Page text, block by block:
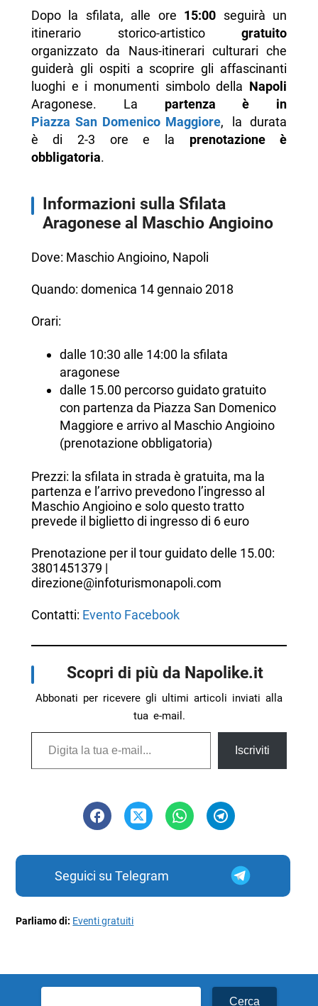
Dopo la sfilata, alle ore 15:00 seguirà un
itinerario storico-artisticogratuito
organizzato da Naus-itinerari culturari che
guiderà gli ospiti a scoprire gli affascinanti
luoghi e i monumenti simbolo della Napoli
Aragonese. La partenza è in
Piazza San Domenico Maggiore, la durata
è di 2-3 ore e la prenotazione è
obbligatoria.
Informazioni sulla Sfilata
Aragonese al Maschio Angioino
Dove: Maschio Angioino, Napoli
Quando: domenica 14 gennaio 2018
Orari:
dalle 10:30 alle 14:00 la sfilata
aragonese
dalle 15.00 percorso guidato gratuito
con partenza da Piazza San Domenico
Maggiore e arrivo al Maschio Angioino
(prenotazione obbligatoria)
Prezzi: la sfilata in strada è gratuita, ma la
partenza e l’arrivo prevedono l’ingresso al
Maschio Angioino e solo questo tratto
prevede il biglietto di ingresso di 6 euro
Prenotazione per il tour guidato delle 15.00:
3801451379 |
direzione@infoturismonapoli.com
Contatti: Evento Facebook
Scopri di più da Napolike.it
Abbonati per ricevere gli ultimi articoli inviati alla
tua e-mail.
Digita la tua e-mail...
Iscriviti
Seguici su Telegram
Parliamo di: Eventi gratuiti